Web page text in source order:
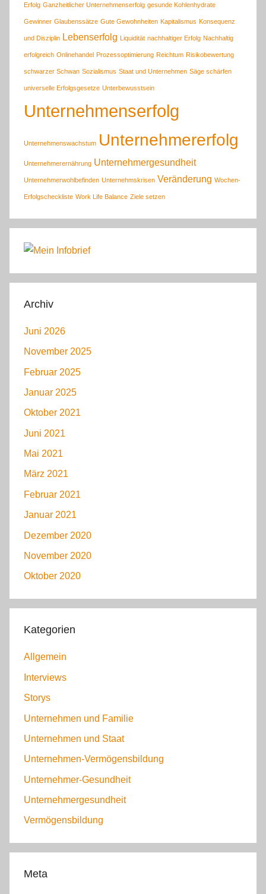
Erfolg Ganzheitlicher Unternehmenserfolg gesunde Kohlenhydrate
Gewinner Glaubenssätze Gute Gewohnheiten Kapitalismus Konsequenz
und Disziplin Lebenserfolg Liquidität nachhaltiger Erfolg Nachhaltig
erfolgreich Onlinehandel Prozessoptimierung Reichtum Risikobewertung
schwarzer Schwan Sozialismus Staat und Unternehmen Säge schärfen
universelle Erfolgsgesetze Unterbewusstsein
Unternehmenserfolg
Unternehmenswachstum Unternehmererfolg
Unternehmerernährung Unternehmergesundheit
Unternehmerwohlbefinden Unternehmskrisen Veränderung Wochen-
Erfolgscheckliste Work Life Balance Ziele setzen
Archiv
Juni 2026
November 2025
Februar 2025
Januar 2025
Oktober 2021
Juni 2021
Mai 2021
März 2021
Februar 2021
Januar 2021
Dezember 2020
November 2020
Oktober 2020
Kategorien
Allgemein
Interviews
Storys
Unternehmen und Familie
Unternehmen und Staat
Unternehmen-Vermögensbildung
Unternehmer-Gesundheit
Unternehmergesundheit
Vermögensbildung
Meta